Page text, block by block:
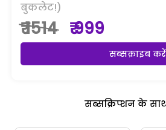
बुकलेट!)
₹ 1514 ₹ 999
सब्सक्राइब करें
सब्सक्रिप्शन के